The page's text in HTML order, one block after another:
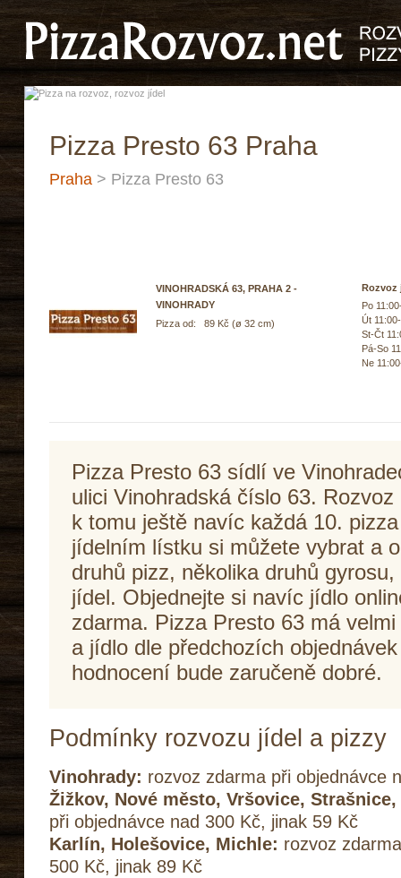
Pizza Presto 63 Praha
Praha > Pizza Presto 63
VINOHRADSKÁ 63, PRAHA 2 -
VINOHRADY
Pizza od: 89 Kč (ø 32 cm)
Rozvoz
Po
Út
St-Čt
Pá-So
Ne
Pizza Presto 63 sídlí ve
ulici Vinohradská číslo 63.
k tomu ještě navíc každá 10.
jídelním lístku si můžete vybrat a
druhů pizz, několika druhů
jídel. Objednejte si navíc jídlo
zdarma. Pizza Presto 63 má
a jídlo dle předchozích
hodnocení bude zaručeně dobré.
Podmínky rozvozu jídel a pizzy
Vinohrady: rozvoz zdarma při objednávce
Žižkov, Nové město, Vršovice,
při objednávce nad 300 Kč, jinak 59 Kč
Karlín, Holešovice, Michle: rozvoz
500 Kč, jinak 89 Kč